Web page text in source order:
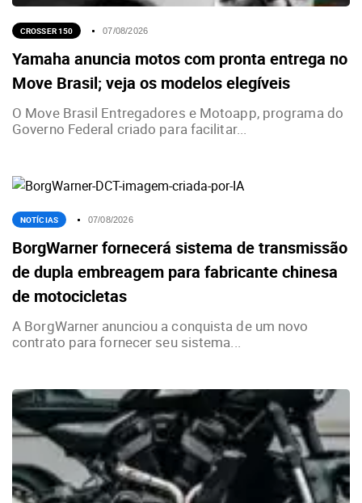
CROSSER 150 07/08/2026
Yamaha anuncia motos com pronta entrega no
Move Brasil; veja os modelos elegíveis
O Move Brasil Entregadores e Motoapp, programa do
Governo Federal criado para facilitar...
NOTÍCIAS 07/08/2026
BorgWarner fornecerá sistema de transmissão
de dupla embreagem para fabricante chinesa
de motocicletas
A BorgWarner anunciou a conquista de um novo
contrato para fornecer seu sistema...